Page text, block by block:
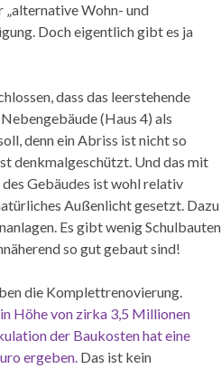
Wohn- und
Doch eigentlich gibt es ja
dass das leerstehende
(Haus 4) als
denn ein Abriss ist nicht so
denkmalgeschützt. Und das mit
Gebäudes ist wohl relativ
Außenlicht gesetzt. Dazu
Es gibt wenig Schulbauten
so gut gebaut sind!
die Komplettrenovierung.
Höhe von zirka 3,5 Millionen
der Baukosten hat eine
ergeben. Das ist kein